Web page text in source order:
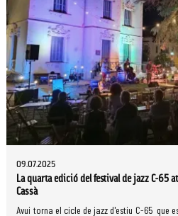
09.07.2025
La quarta edició del festival de jazz C-65
Cassà
Avui torna el cicle de jazz d'estiu C-65 que